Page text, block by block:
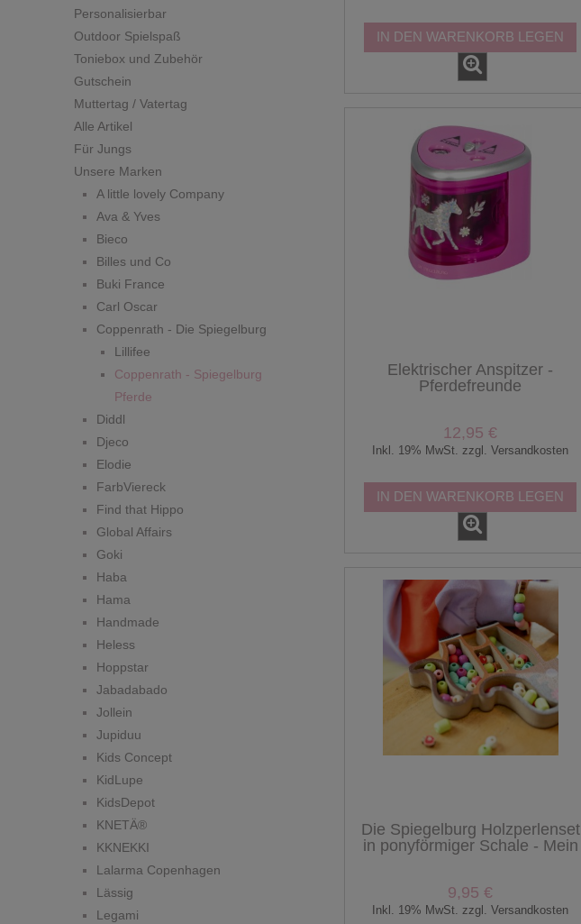
Personalisierbar
Outdoor Spielspaß
Toniebox und Zubehör
Gutschein
Muttertag / Vatertag
Alle Artikel
Für Jungs
Unsere Marken
A little lovely Company
Ava & Yves
Bieco
Billes und Co
Buki France
Carl Oscar
Coppenrath - Die Spiegelburg
Lillifee
Coppenrath - Spiegelburg
Pferde
Diddl
Djeco
Elodie
FarbViereck
Find that Hippo
Global Affairs
Goki
Haba
Hama
Handmade
Heless
Hoppstar
Jabadabado
Jollein
Jupiduu
Kids Concept
KidLupe
KidsDepot
KNETÄ®
KKNEKKI
Lalarma Copenhagen
Lässig
Legami
IN DEN WARENKORB LEGEN
Elektrischer Anspitzer -
Pferdefreunde
12,95 €
Inkl. 19% MwSt. zzgl. Versandkosten
IN DEN WARENKORB LEGEN
Die Spiegelburg Holzperlenset
in ponyförmiger Schale - Mein
9,95 €
Inkl. 19% MwSt. zzgl. Versandkosten